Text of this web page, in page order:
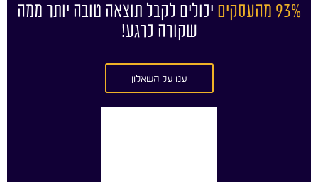
93% מהעסקים
יכולים לקבל תוצאה טובה יותר ממה
שקורה כרגע!
ענו על השאלון